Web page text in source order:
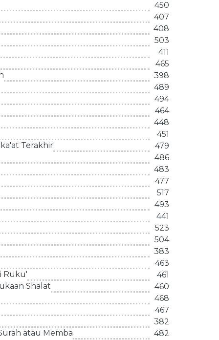
450
407
408
503
411
465
398
489
494
464
448
451
Terakhir
479
486
483
477
517
493
441
523
504
383
463
Ruku'
461
Shalat
460
468
467
382
atau Memba
482